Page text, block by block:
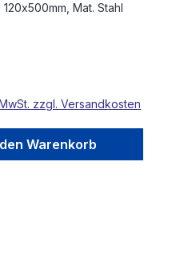
Mat. Stahl
zzgl. Versandkosten
Warenkorb